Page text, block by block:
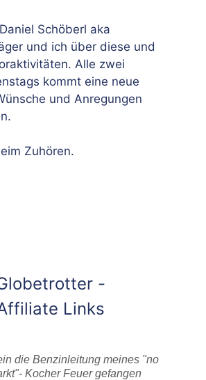
Schöberl aka
und ich über diese und
Alle zwei
kommt eine neue
und Anregungen
Zuhören.
-
Links
die Benzinleitung meines "no
Kocher Feuer gefangen